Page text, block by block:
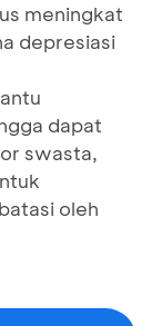
meningkat
depresiasi
dapat
swasta,
oleh